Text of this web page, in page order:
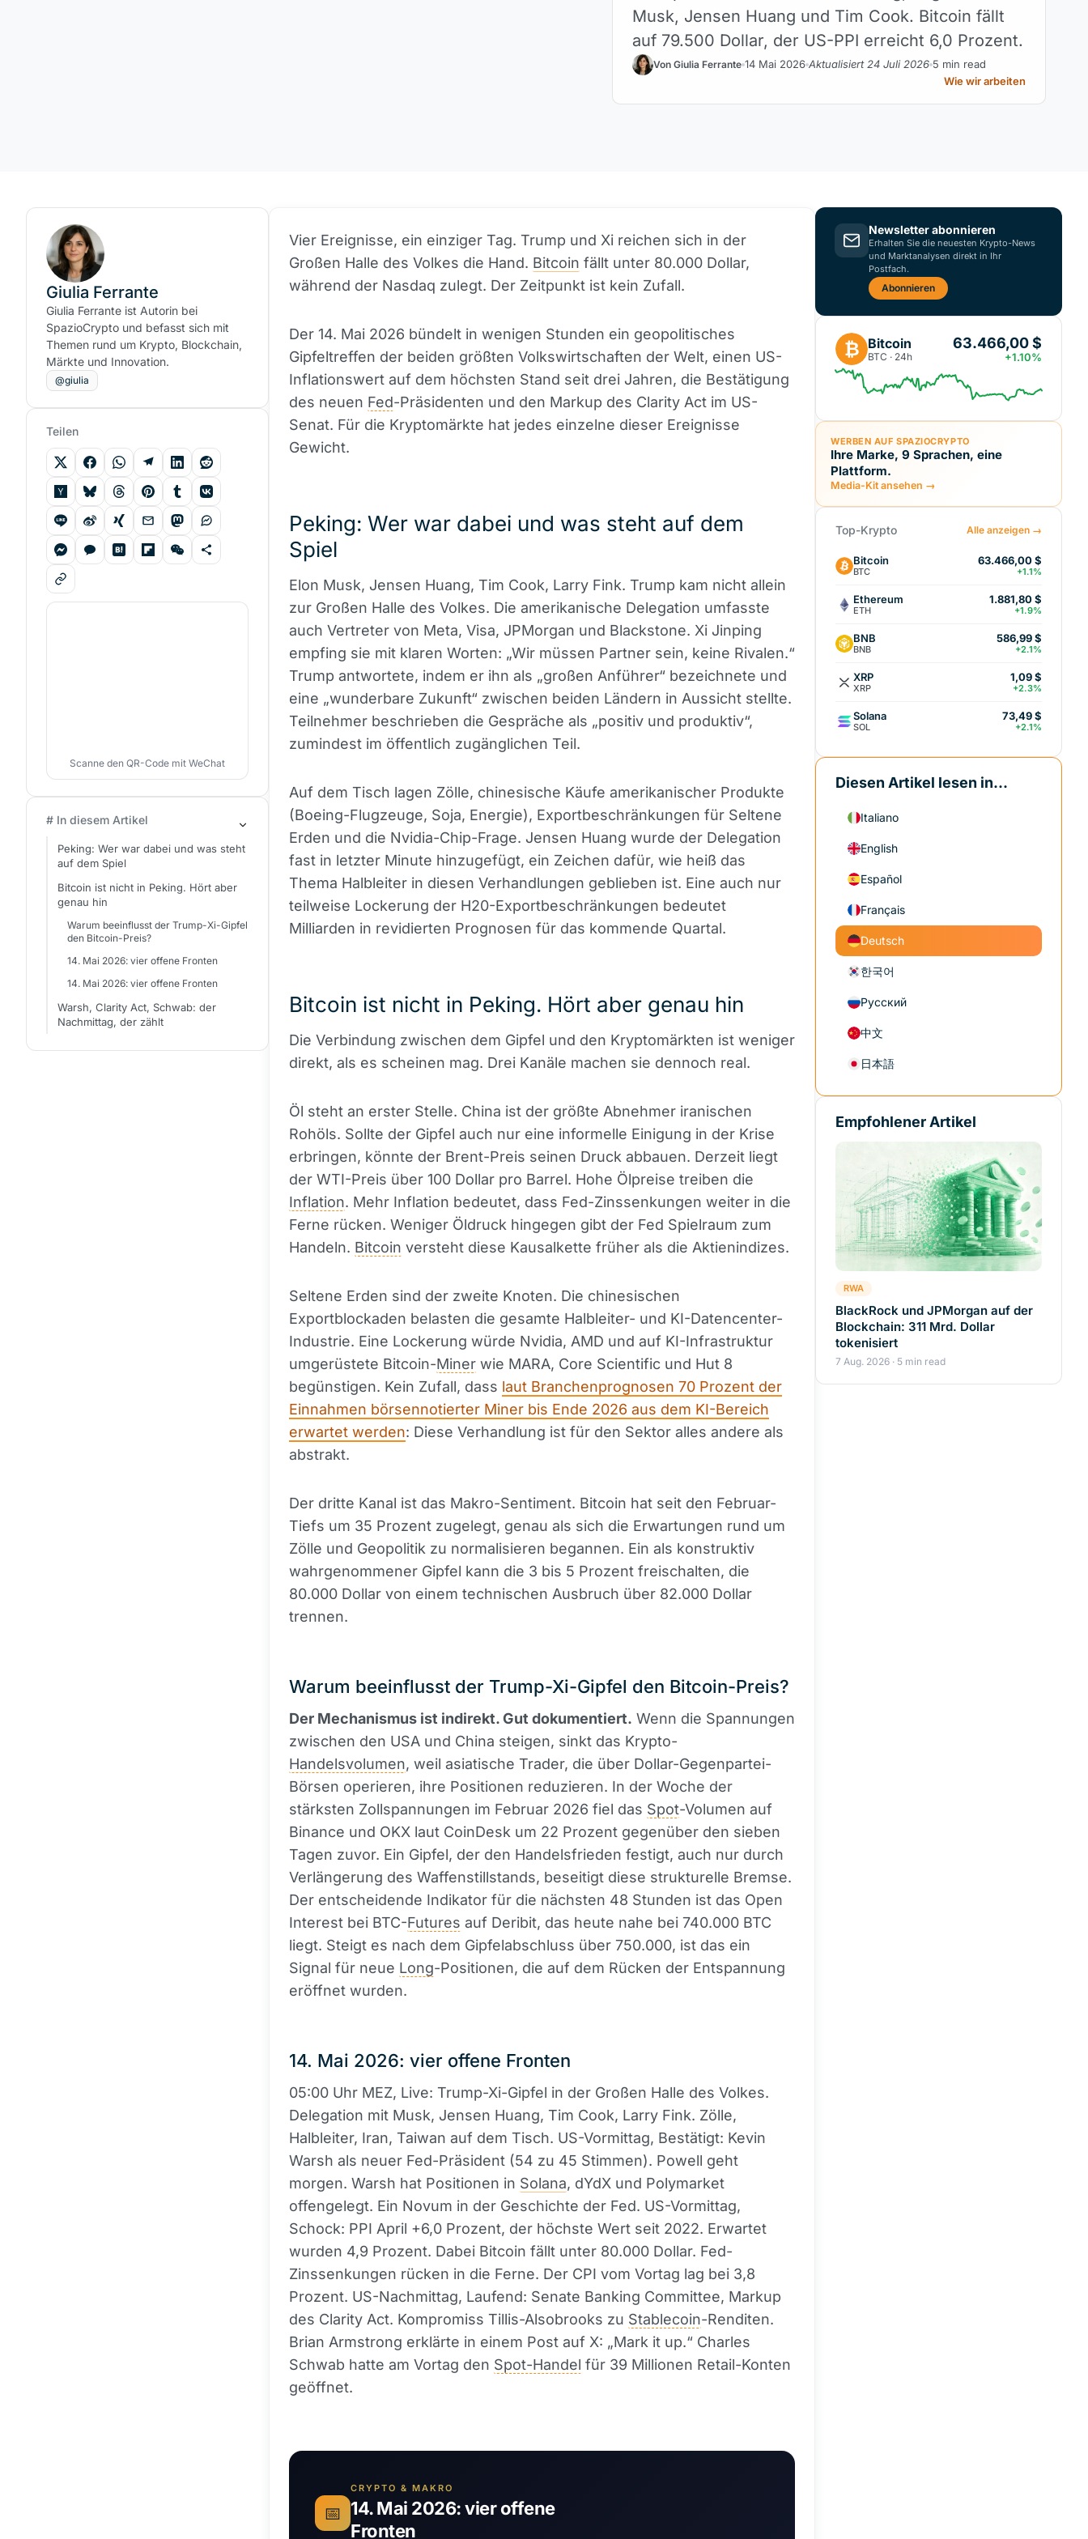
Musk, Jensen Huang und Tim Cook. Bitcoin fällt
auf 79.500 Dollar, der US-PPI erreicht 6,0 Prozent.
Von Giulia Ferrante 14 Mai 2026 Aktualisiert 24 Juli 2026 5 min read
Wie wir arbeiten
Vier Ereignisse, ein einziger Tag. Trump und Xi reichen sich in der
Großen Halle des Volkes die Hand. Bitcoin fällt unter 80.000 Dollar,
während der Nasdaq zulegt. Der Zeitpunkt ist kein Zufall.
Der 14. Mai 2026 bündelt in wenigen Stunden ein geopolitisches
Gipfeltreffen der beiden größten Volkswirtschaften der Welt, einen US-
Inflationswert auf dem höchsten Stand seit drei Jahren, die Bestätigung
des neuen Fed-Präsidenten und den Markup des Clarity Act im US-
Senat. Für die Kryptomärkte hat jedes einzelne dieser Ereignisse
Gewicht.
Peking: Wer war dabei und was steht auf dem
Spiel
Elon Musk, Jensen Huang, Tim Cook, Larry Fink. Trump kam nicht allein
zur Großen Halle des Volkes. Die amerikanische Delegation umfasste
auch Vertreter von Meta, Visa, JPMorgan und Blackstone. Xi Jinping
empfing sie mit klaren Worten: „Wir müssen Partner sein, keine Rivalen.“
Trump antwortete, indem er ihn als „großen Anführer“ bezeichnete und
eine „wunderbare Zukunft“ zwischen beiden Ländern in Aussicht stellte.
Teilnehmer beschrieben die Gespräche als „positiv und produktiv“,
zumindest im öffentlich zugänglichen Teil.
Auf dem Tisch lagen Zölle, chinesische Käufe amerikanischer Produkte
(Boeing-Flugzeuge, Soja, Energie), Exportbeschränkungen für Seltene
Erden und die Nvidia-Chip-Frage. Jensen Huang wurde der Delegation
fast in letzter Minute hinzugefügt, ein Zeichen dafür, wie heiß das
Thema Halbleiter in diesen Verhandlungen geblieben ist. Eine auch nur
teilweise Lockerung der H20-Exportbeschränkungen bedeutet
Milliarden in revidierten Prognosen für das kommende Quartal.
Bitcoin ist nicht in Peking. Hört aber genau hin
Die Verbindung zwischen dem Gipfel und den Kryptomärkten ist weniger
direkt, als es scheinen mag. Drei Kanäle machen sie dennoch real.
Öl steht an erster Stelle. China ist der größte Abnehmer iranischen
Rohöls. Sollte der Gipfel auch nur eine informelle Einigung in der Krise
erbringen, könnte der Brent-Preis seinen Druck abbauen. Derzeit liegt
der WTI-Preis über 100 Dollar pro Barrel. Hohe Ölpreise treiben die
Inflation. Mehr Inflation bedeutet, dass Fed-Zinssenkungen weiter in die
Ferne rücken. Weniger Öldruck hingegen gibt der Fed Spielraum zum
Handeln. Bitcoin versteht diese Kausalkette früher als die Aktienindizes.
Seltene Erden sind der zweite Knoten. Die chinesischen
Exportblockaden belasten die gesamte Halbleiter- und KI-Datencenter-
Industrie. Eine Lockerung würde Nvidia, AMD und auf KI-Infrastruktur
umgerüstete Bitcoin-Miner wie MARA, Core Scientific und Hut 8
begünstigen. Kein Zufall, dass laut Branchenprognosen 70 Prozent der
Einnahmen börsennotierter Miner bis Ende 2026 aus dem KI-Bereich
erwartet werden: Diese Verhandlung ist für den Sektor alles andere als
abstrakt.
Der dritte Kanal ist das Makro-Sentiment. Bitcoin hat seit den Februar-
Tiefs um 35 Prozent zugelegt, genau als sich die Erwartungen rund um
Zölle und Geopolitik zu normalisieren begannen. Ein als konstruktiv
wahrgenommener Gipfel kann die 3 bis 5 Prozent freischalten, die
80.000 Dollar von einem technischen Ausbruch über 82.000 Dollar
trennen.
Warum beeinflusst der Trump-Xi-Gipfel den Bitcoin-Preis?
Der Mechanismus ist indirekt. Gut dokumentiert. Wenn die Spannungen
zwischen den USA und China steigen, sinkt das Krypto-
Handelsvolumen, weil asiatische Trader, die über Dollar-Gegenpartei-
Börsen operieren, ihre Positionen reduzieren. In der Woche der
stärksten Zollspannungen im Februar 2026 fiel das Spot-Volumen auf
Binance und OKX laut CoinDesk um 22 Prozent gegenüber den sieben
Tagen zuvor. Ein Gipfel, der den Handelsfrieden festigt, auch nur durch
Verlängerung des Waffenstillstands, beseitigt diese strukturelle Bremse.
Der entscheidende Indikator für die nächsten 48 Stunden ist das Open
Interest bei BTC-Futures auf Deribit, das heute nahe bei 740.000 BTC
liegt. Steigt es nach dem Gipfelabschluss über 750.000, ist das ein
Signal für neue Long-Positionen, die auf dem Rücken der Entspannung
eröffnet wurden.
14. Mai 2026: vier offene Fronten
05:00 Uhr MEZ, Live: Trump-Xi-Gipfel in der Großen Halle des Volkes.
Delegation mit Musk, Jensen Huang, Tim Cook, Larry Fink. Zölle,
Halbleiter, Iran, Taiwan auf dem Tisch. US-Vormittag, Bestätigt: Kevin
Warsh als neuer Fed-Präsident (54 zu 45 Stimmen). Powell geht
morgen. Warsh hat Positionen in Solana, dYdX und Polymarket
offengelegt. Ein Novum in der Geschichte der Fed. US-Vormittag,
Schock: PPI April +6,0 Prozent, der höchste Wert seit 2022. Erwartet
wurden 4,9 Prozent. Dabei Bitcoin fällt unter 80.000 Dollar. Fed-
Zinssenkungen rücken in die Ferne. Der CPI vom Vortag lag bei 3,8
Prozent. US-Nachmittag, Laufend: Senate Banking Committee, Markup
des Clarity Act. Kompromiss Tillis-Alsobrooks zu Stablecoin-Renditen.
Brian Armstrong erklärte in einem Post auf X: „Mark it up.“ Charles
Schwab hatte am Vortag den Spot-Handel für 39 Millionen Retail-Konten
geöffnet.
📅
CRYPTO & MAKRO
14. Mai 2026: vier offene
Fronten
Giulia Ferrante
Giulia Ferrante ist Autorin bei
SpazioCrypto und befasst sich mit
Themen rund um Krypto, Blockchain,
Märkte und Innovation.
@giulia
Teilen
Scanne den QR-Code mit WeChat
# In diesem Artikel
Peking: Wer war dabei und was steht
auf dem Spiel
Bitcoin ist nicht in Peking. Hört aber
genau hin
Warum beeinflusst der Trump-Xi-Gipfel
den Bitcoin-Preis?
14. Mai 2026: vier offene Fronten
14. Mai 2026: vier offene Fronten
Warsh, Clarity Act, Schwab: der
Nachmittag, der zählt
Newsletter abonnieren
Erhalten Sie die neuesten Krypto-News
und Marktanalysen direkt in Ihr
Postfach.
Abonnieren
₿ Bitcoin
BTC · 24h
63.466,00 $
+1.10%
WERBEN AUF SPAZIOCRYPTO
Ihre Marke, 9 Sprachen, eine
Plattform.
Media-Kit ansehen →
Top-Krypto Alle anzeigen →
Bitcoin
BTC
63.466,00 $
+1.1%
Ethereum
ETH
1.881,80 $
+1.9%
BNB
BNB
586,99 $
+2.1%
XRP
XRP
1,09 $
+2.3%
Solana
SOL
73,49 $
+2.1%
Diesen Artikel lesen in...
Italiano
English
Español
Français
Deutsch
한국어
Русский
中文
日本語
Empfohlener Artikel
RWA
BlackRock und JPMorgan auf der
Blockchain: 311 Mrd. Dollar
tokenisiert
7 Aug. 2026 · 5 min read